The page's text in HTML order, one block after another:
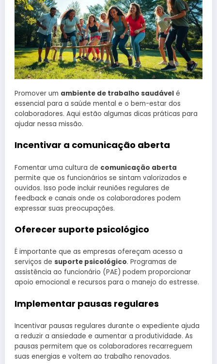
Promover um ambiente de trabalho saudável é
essencial para a saúde mental e o bem-estar dos
colaboradores. Aqui estão algumas dicas práticas para
ajudar nessa missão.
Incentivar a comunicação aberta
Fomentar uma cultura de comunicação aberta
permite que os funcionários se sintam valorizados e
ouvidos. Isso pode incluir reuniões regulares de
feedback e canais onde os colaboradores podem
expressar suas preocupações.
Oferecer suporte psicológico
É importante que as empresas ofereçam acesso a
serviços de suporte psicológico. Programas de
assistência ao funcionário (PAE) podem proporcionar
apoio emocional e recursos para o manejo do estresse.
Implementar pausas regulares
Incentivar pausas regulares durante o expediente ajuda
a reduzir a ansiedade e aumentar a produtividade. As
pausas permitem que os colaboradores recarreguem
suas energias e voltem ao trabalho renovados.